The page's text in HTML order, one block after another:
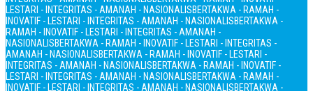
LESTARI - INTEGRITAS - AMANAH - NASIONALISBERTAKWA - RAMAH -
INOVATIF - LESTARI - INTEGRITAS - AMANAH - NASIONALISBERTAKWA -
RAMAH - INOVATIF - LESTARI - INTEGRITAS - AMANAH -
NASIONALISBERTAKWA - RAMAH - INOVATIF - LESTARI - INTEGRITAS -
AMANAH - NASIONALISBERTAKWA - RAMAH - INOVATIF - LESTARI -
INTEGRITAS - AMANAH - NASIONALISBERTAKWA - RAMAH - INOVATIF -
LESTARI - INTEGRITAS - AMANAH - NASIONALISBERTAKWA - RAMAH -
INOVATIF - LESTARI - INTEGRITAS - AMANAH - NASIONALISBERTAKWA -